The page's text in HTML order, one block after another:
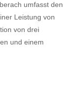
umfasst den
Leistung von
von drei
und einem